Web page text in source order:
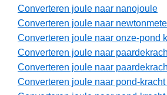
Converteren joule naar nanojoule
Converteren joule naar
Converteren joule naar onze-pond
Converteren joule naar
Converteren joule naar
Converteren joule naar pond-kracht